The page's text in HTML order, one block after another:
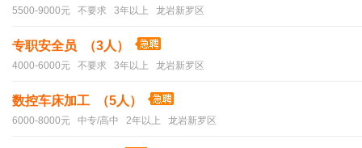
5500-9000元 不要求 3年以上 龙岩新罗区
专职安全员 （3人）
4000-6000元 不要求 3年以上 龙岩新罗区
数控车床加工 （5人）
6000-8000元 中专/高中 2年以上 龙岩新罗区